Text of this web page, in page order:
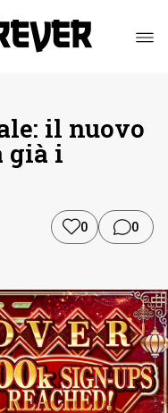
il nuovo
già i
0 0